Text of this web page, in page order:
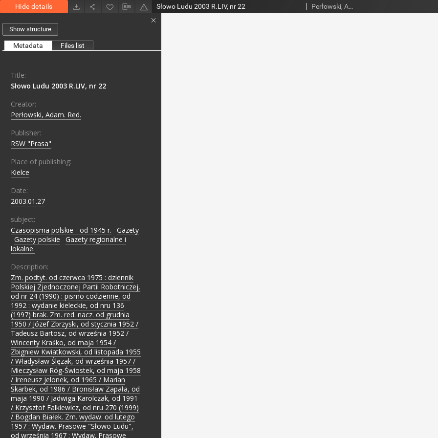
Hide details Słowo Ludu 2003 R.LIV, nr 22 Perłowski, Adam. Red.
Show structure
Metadata Files list
Title:
Słowo Ludu 2003 R.LIV, nr 22
Creator:
Perłowski, Adam. Red.
Publisher:
RSW "Prasa"
Place of publishing:
Kielce
Date:
2003.01.27
subject:
Czasopisma polskie - od 1945 r.
Gazety
Gazety polskie
Gazety regionalne i
lokalne.
Description:
Zm. podtyt. od czerwca 1975 : dziennik
Polskiej Zjednoczonej Partii Robotniczej,
od nr 24 (1990) : pismo codzienne, od
1992 : wydanie kieleckie, od nru 136
(1997) brak. Zm. red. nacz. od grudnia
1950 / Józef Zbrzyski, od stycznia 1952 /
Tadeusz Bartosz, od września 1952 /
Wincenty Kraśko, od maja 1954 /
Zbigniew Kwiatkowski, od listopada 1955
/ Władysław Ślęzak, od września 1957 /
Mieczysław Róg-Świostek, od maja 1958
/ Ireneusz Jelonek, od 1965 / Marian
Skarbek, od 1986 / Bronisław Zapała, od
maja 1990 / Jadwiga Karolczak, od 1991
/ Krzysztof Falkiewicz, od nru 270 (1999)
/ Bogdan Białek. Zm. wydaw. od lutego
1957 : Wydaw. Prasowe "Słowo Ludu",
od września 1967 : Wydaw. Prasowe